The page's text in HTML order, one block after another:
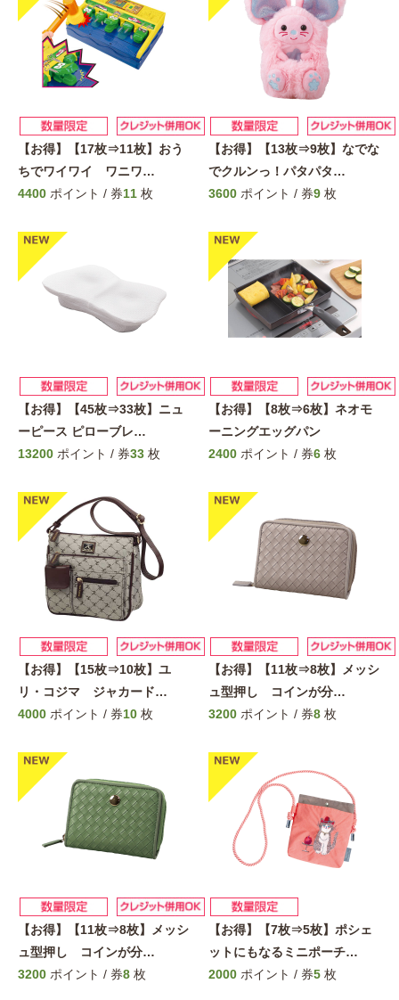
【お得】【17枚⇒11枚】おう
ちでワイワイ ワニワ…
4400 ポイント / 券11 枚
【お得】【13枚⇒9枚】なでな
でクルンっ！パタパタ…
3600 ポイント / 券9 枚
【お得】【45枚⇒33枚】ニュ
ーピース ピローブレ…
13200 ポイント / 券33 枚
【お得】【8枚⇒6枚】ネオモ
ーニングエッグパン
2400 ポイント / 券6 枚
【お得】【15枚⇒10枚】ユ
リ・コジマ ジャカード…
4000 ポイント / 券10 枚
【お得】【11枚⇒8枚】メッシ
ュ型押し コインが分…
3200 ポイント / 券8 枚
【お得】【11枚⇒8枚】メッシ
ュ型押し コインが分…
3200 ポイント / 券8 枚
【お得】【7枚⇒5枚】ポシェ
ットにもなるミニポーチ…
2000 ポイント / 券5 枚